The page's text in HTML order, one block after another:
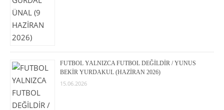
FUTBOL YALNIZCA FUTBOL DEĞİLDİR / YUNUS
BEKİR YURDAKUL (HAZİRAN 2026)
15.06.2026